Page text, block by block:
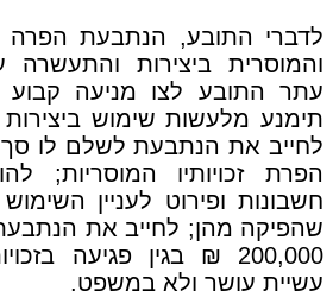
לדברי התובע, הנתבעת הפרה
והמוסרית ביצירות והתעשרה
עתר התובע לצו מניעה קבוע
תימנע מלעשות שימוש
הפרת זכויותיו המוסריות;
חשבונות ופירוט לעניין השימוש
שהפיקה מהן; לחייב את
200,000 ₪ בגין פגיעה
עשיית עושר ולא במשפט.